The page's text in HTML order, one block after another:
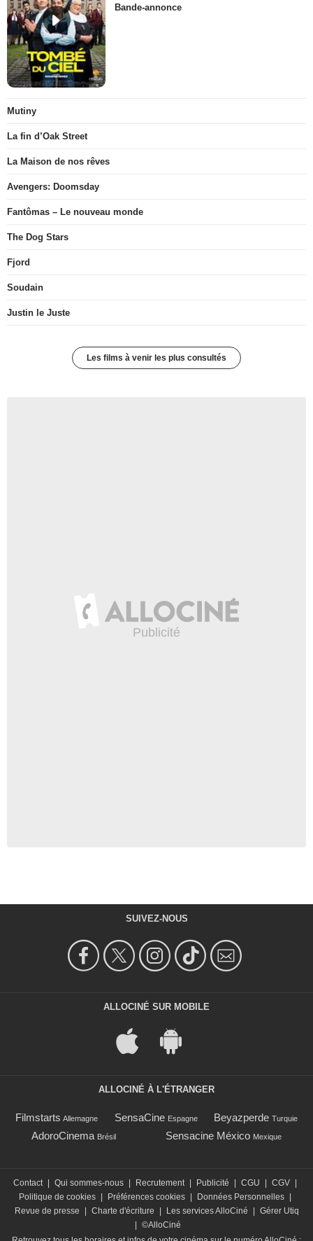
Bande-annonce
Mutiny
La fin d’Oak Street
La Maison de nos rêves
Avengers: Doomsday
Fantômas – Le nouveau monde
The Dog Stars
Fjord
Soudain
Justin le Juste
Les films à venir les plus consultés
SUIVEZ-NOUS
ALLOCINÉ SUR MOBILE
ALLOCINÉ À L'ÉTRANGER
Filmstarts Allemagne SensaCine Espagne Beyazperde Turquie
AdoroCinema Brésil Sensacine México Mexique
Contact | Qui sommes-nous | Recrutement | Publicité | CGU | CGV |
Politique de cookies | Préférences cookies | Données Personnelles |
Revue de presse
| Charte d'écriture | Les services AlloCiné | Gérer Utiq
| ©AlloCiné